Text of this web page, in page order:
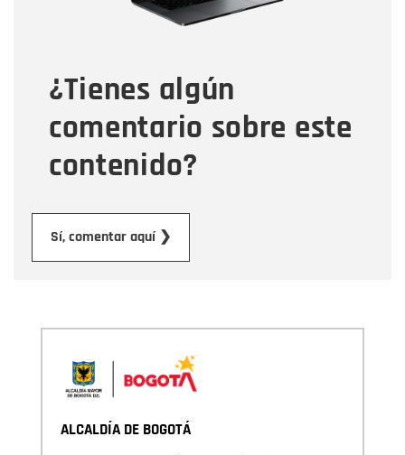
¿Tienes algún
comentario sobre este
contenido?
Sí, comentar aquí ❯
Tipo de comentario
Mensaje
ALCALDÍA DE BOGOTÁ